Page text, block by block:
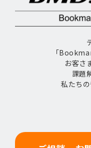
「
お客さ
課題
私たち